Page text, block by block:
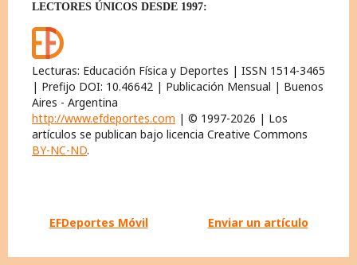
LECTORES ÚNICOS DESDE 1997:
Lecturas: Educación Física y Deportes | ISSN 1514-3465
| Prefijo DOI: 10.46642 | Publicación Mensual | Buenos
Aires - Argentina
http://www.efdeportes.com | © 1997-2026 | Los
artículos se publican bajo licencia Creative Commons
BY-NC-ND.
EFDeportes Móvil Enviar un artículo